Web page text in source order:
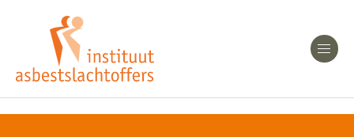
Heeft u Mesothelioom?
Heeft u Asbestose?